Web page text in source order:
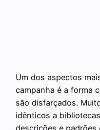
Um dos aspectos
campanha é a forma
são disfarçados.
idênticos a
descrições e padrões